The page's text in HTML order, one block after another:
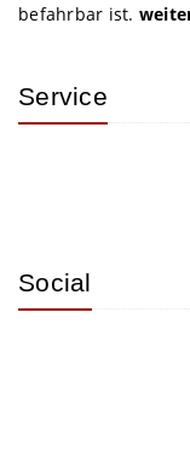
befahrbar ist.
Service
Social